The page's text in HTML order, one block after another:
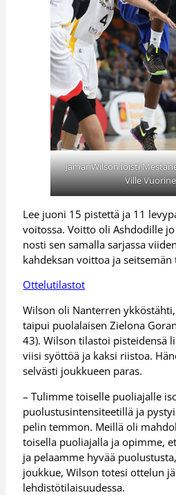
Jamar Wilson loisti
Ville
Lee juoni 15 pistettä ja 11
voitossa. Voitto oli Ashdodille
nosti sen samalla sarjassa
kahdeksan voittoa ja seitsemän
Ottelutilastot
Wilson oli Nanterren
taipui puolalaisen Zielona
43). Wilson tilastoi pisteidensä
viisi syöttöä ja kaksi riistoa.
selvästi joukkueen paras.
– Tulimme toiselle puoliajalle
puolustusintensiteetillä ja
pelin temmon. Meillä oli
toisella puoliajalla ja opimme,
ja pelaamme hyvää
joukkue, Wilson totesi ottelun
lehdistötilaisuudessa.